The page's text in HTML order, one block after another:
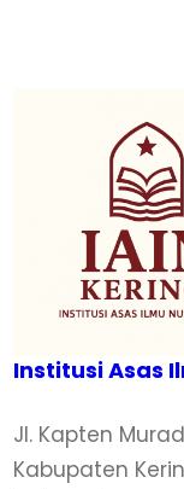
Institusi Asas
Jl. Kapten
Kabupaten